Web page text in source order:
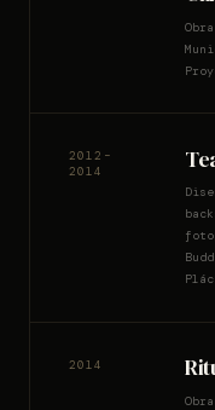
2012–
2014
2014